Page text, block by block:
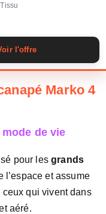
Tissu
l'offre
Marko 4
de vie
pour lesgrands
l’espace et assume
qui vivent dans
aéré.